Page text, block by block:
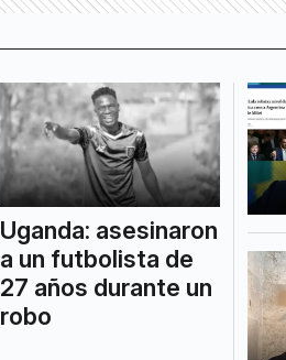
Uganda: asesinaron
a un futbolista de
27 años durante un
robo